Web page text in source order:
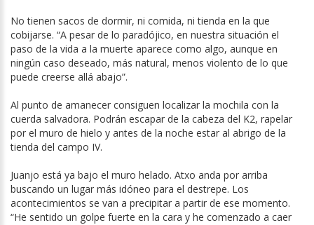
No tienen sacos de dormir, ni comida, ni tienda en la que
cobijarse. “A pesar de lo paradójico, en nuestra situación el
paso de la vida a la muerte aparece como algo, aunque en
ningún caso deseado, más natural, menos violento de lo que
puede creerse allá abajo”.
Al punto de amanecer consiguen localizar la mochila con la
cuerda salvadora. Podrán escapar de la cabeza del K2, rapelar
por el muro de hielo y antes de la noche estar al abrigo de la
tienda del campo IV.
Juanjo está ya bajo el muro helado. Atxo anda por arriba
buscando un lugar más idóneo para el destrepe. Los
acontecimientos se van a precipitar a partir de ese momento.
“He sentido un golpe fuerte en la cara y he comenzado a caer